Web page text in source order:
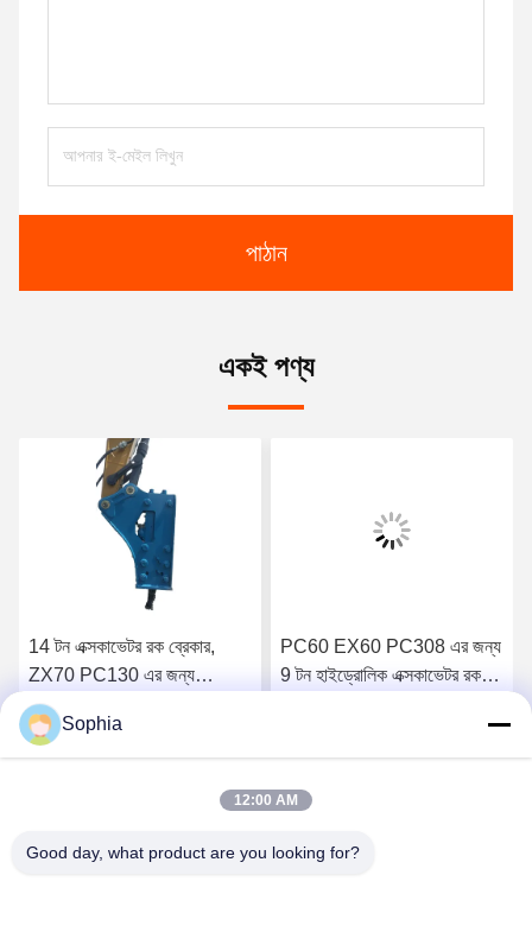
পাঠান
একই পণ্য
14 টন এক্সকাভেটর রক ব্রেকার,
ZX70 PC130 এর জন্য
হাইড্রোলিক ব্রেকিং হ্যামার
সেরা মূল্য পান
PC60 EX60 PC308 এর জন্য
9 টন হাইড্রোলিক এক্সকাভেটর রক
সেরা মূল্য পান
Sophia
12:00 AM
Good day, what product are you looking for?